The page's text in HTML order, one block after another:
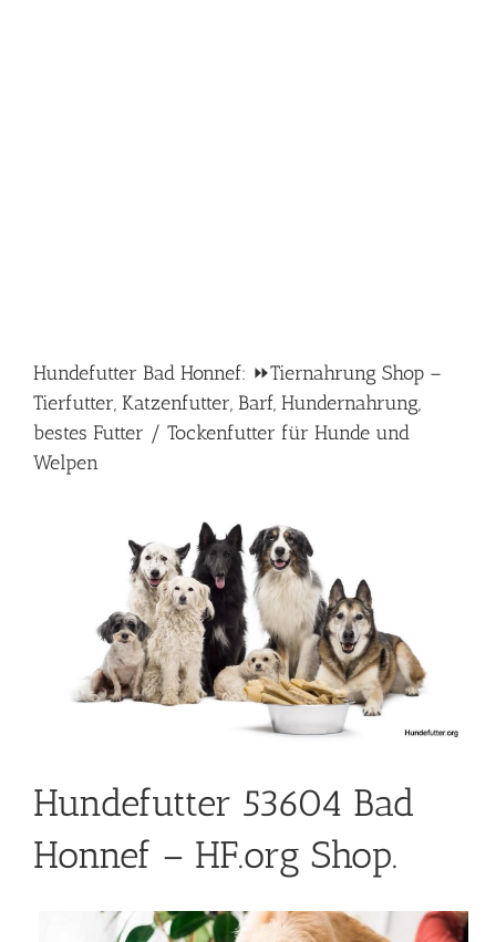
Hundefutter Bad Honnef: ⏩Tiernahrung Shop –
Tierfutter, Katzenfutter, Barf, Hundernahrung,
bestes Futter / Tockenfutter für Hunde und
Welpen
Hundefutter 53604 Bad
Honnef – HF.org Shop.